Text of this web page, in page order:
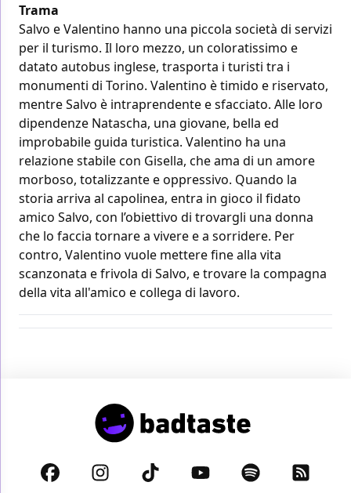
Trama
Salvo e Valentino hanno una piccola società di servizi
per il turismo. Il loro mezzo, un coloratissimo e
datato autobus inglese, trasporta i turisti tra i
monumenti di Torino. Valentino è timido e riservato,
mentre Salvo è intraprendente e sfacciato. Alle loro
dipendenze Natascha, una giovane, bella ed
improbabile guida turistica. Valentino ha una
relazione stabile con Gisella, che ama di un amore
morboso, totalizzante e oppressivo. Quando la
storia arriva al capolinea, entra in gioco il fidato
amico Salvo, con l’obiettivo di trovargli una donna
che lo faccia tornare a vivere e a sorridere. Per
contro, Valentino vuole mettere fine alla vita
scanzonata e frivola di Salvo, e trovare la compagna
della vita all'amico e collega di lavoro.